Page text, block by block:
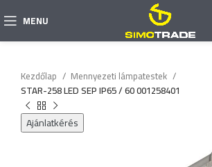
MENU
Kezdőlap
Mennyezeti lámpatestek
STAR-258 LED SEP IP65 / 60 001258401
Ajánlatkérés